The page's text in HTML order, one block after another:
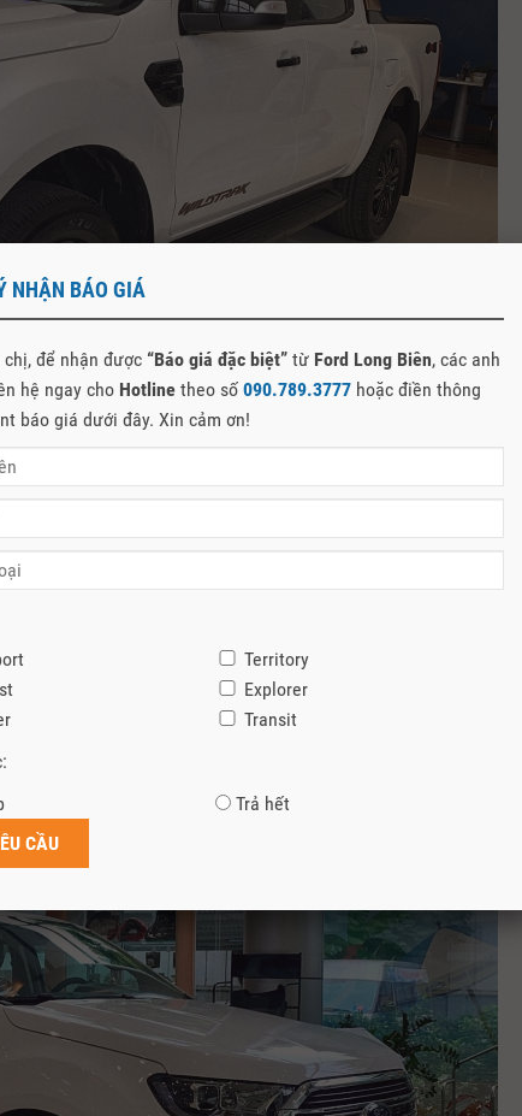
xe
hình là các tính năng công nghệ sau:
NHẬN BÁO GIÁ
chị, để nhận được “Báo giá đặc biệt” từ Ford Long Biên, các anh
hệ ngay cho Hotline theo số 090.789.3777 hoặc điền thông
báo giá dưới đây. Xin cảm ơn!
Territory
Explorer
Transit
Trả hết